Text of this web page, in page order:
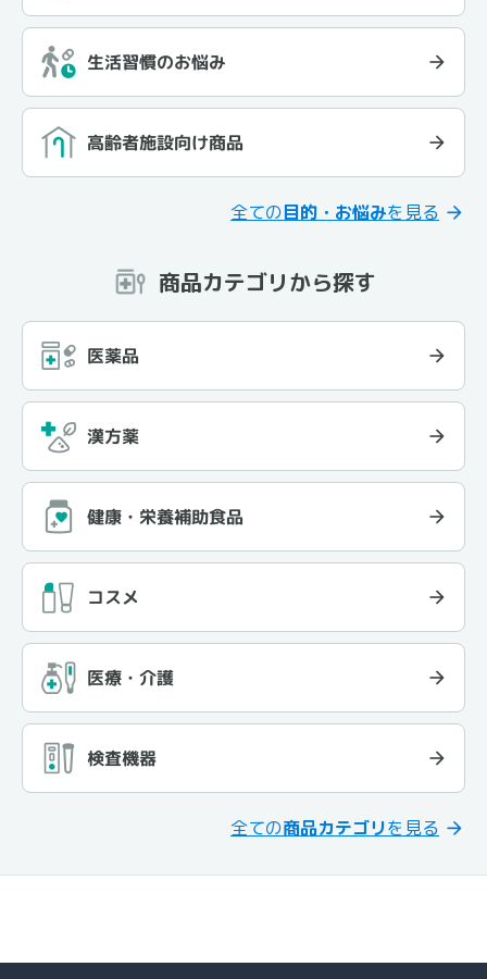
生活習慣のお悩み
高齢者施設向け商品
全ての目的・お悩みを見る
商品カテゴリから探す
医薬品
漢方薬
健康・栄養補助食品
コスメ
医療・介護
検査機器
全ての商品カテゴリを見る